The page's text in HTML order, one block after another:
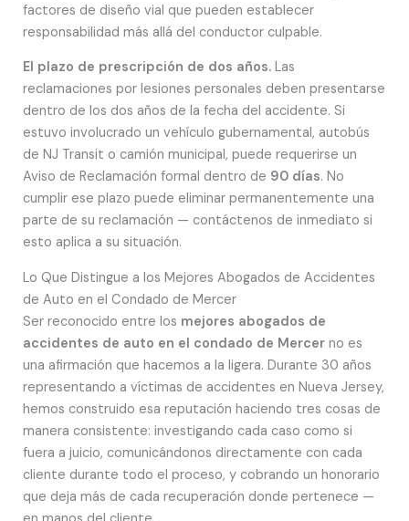
factores de diseño vial que pueden establecer
responsabilidad más allá del conductor culpable.
El plazo de prescripción de dos años. Las
reclamaciones por lesiones personales deben presentarse
dentro de los dos años de la fecha del accidente. Si
estuvo involucrado un vehículo gubernamental, autobús
de NJ Transit o camión municipal, puede requerirse un
Aviso de Reclamación formal dentro de 90 días. No
cumplir ese plazo puede eliminar permanentemente una
parte de su reclamación — contáctenos de inmediato si
esto aplica a su situación.
Lo Que Distingue a los Mejores Abogados de Accidentes
de Auto en el Condado de Mercer
Ser reconocido entre los mejores abogados de
accidentes de auto en el condado de Mercer no es
una afirmación que hacemos a la ligera. Durante 30 años
representando a víctimas de accidentes en Nueva Jersey,
hemos construido esa reputación haciendo tres cosas de
manera consistente: investigando cada caso como si
fuera a juicio, comunicándonos directamente con cada
cliente durante todo el proceso, y cobrando un honorario
que deja más de cada recuperación donde pertenece —